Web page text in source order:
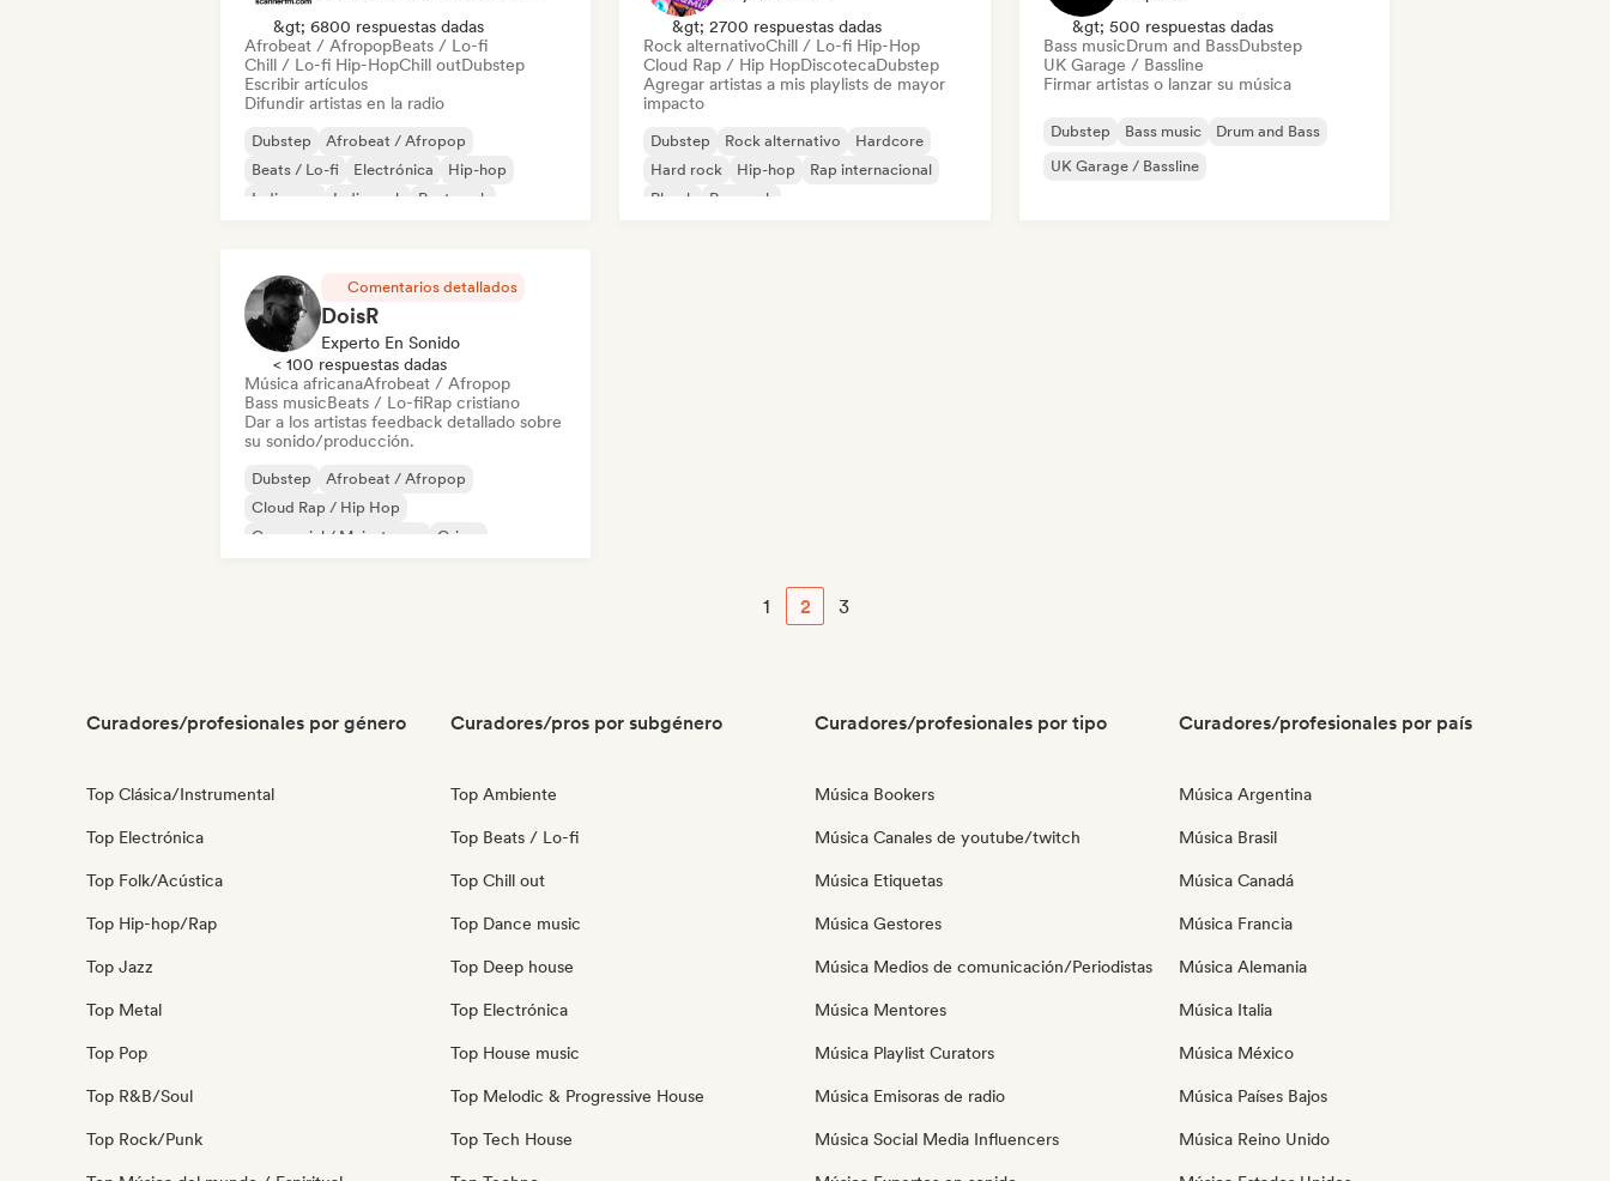
&gt; 6800 respuestas dadas
Afrobeat / AfropopBeats / Lo-fi
Chill / Lo-fi Hip-HopChill outDubstep
Escribir artículos
Difundir artistas en la radio
Dubstep
Afrobeat / Afropop
Beats / Lo-fi
Electrónica
Hip-hop
Indie pop
Indie rock Post punk
&gt; 2700 respuestas dadas
Rock alternativoChill / Lo-fi Hip-Hop
Cloud Rap / Hip HopDiscotecaDubstep
Agregar artistas a mis playlists de mayor
impacto
Dubstep Rock alternativo
Hardcore
Hard rock
Hip-hop
Rap internacional
Phonk
Pop rock
&gt; 500 respuestas dadas
Bass musicDrum and BassDubstep
UK Garage / Bassline
Firmar artistas o lanzar su música
Dubstep Bass music
Drum and Bass
UK Garage / Bassline
Comentarios detallados
DoisR
Experto En Sonido
< 100 respuestas dadas
Música africanaAfrobeat / Afropop
Bass musicBeats / Lo-fiRap cristiano
Dar a los artistas feedback detallado sobre
su sonido/producción.
Dubstep
Afrobeat / Afropop
Cloud Rap / Hip Hop
Comercial / Mainstream
Grime
1 2 3
Curadores/profesionales por género
Top Clásica/Instrumental
Top Electrónica
Top Folk/Acústica
Top Hip-hop/Rap
Top Jazz
Top Metal
Top Pop
Top R&B/Soul
Top Rock/Punk
Curadores/pros por subgénero
Top Ambiente
Top Beats / Lo-fi
Top Chill out
Top Dance music
Top Deep house
Top Electrónica
Top House music
Top Melodic & Progressive House
Top Tech House
Curadores/profesionales por tipo
Música Bookers
Música Canales de youtube/twitch
Música Etiquetas
Música Gestores
Música Medios de comunicación/Periodistas
Música Mentores
Música Playlist Curators
Música Emisoras de radio
Música Social Media Influencers
Curadores/profesionales por país
Música Argentina
Música Brasil
Música Canadá
Música Francia
Música Alemania
Música Italia
Música México
Música Países Bajos
Música Reino Unido